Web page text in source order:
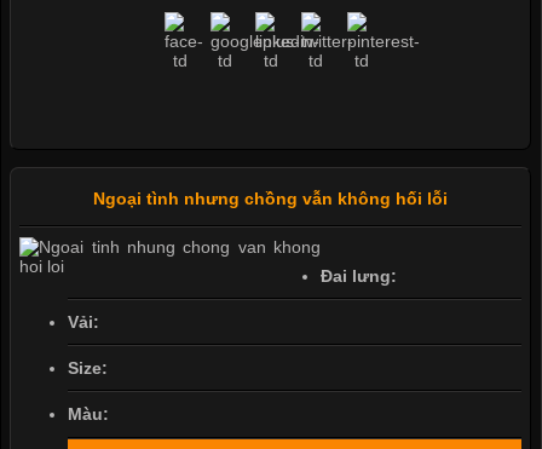
Ngoại tình nhưng chồng vẫn không hối lỗi
Đai lưng:
Vải:
Size:
Màu: